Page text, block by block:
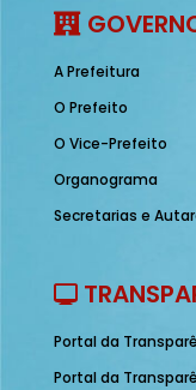
A Prefeitura
O Prefeito
O Vice-Prefeito
Organograma
Secretarias e
Portal da
Portal da